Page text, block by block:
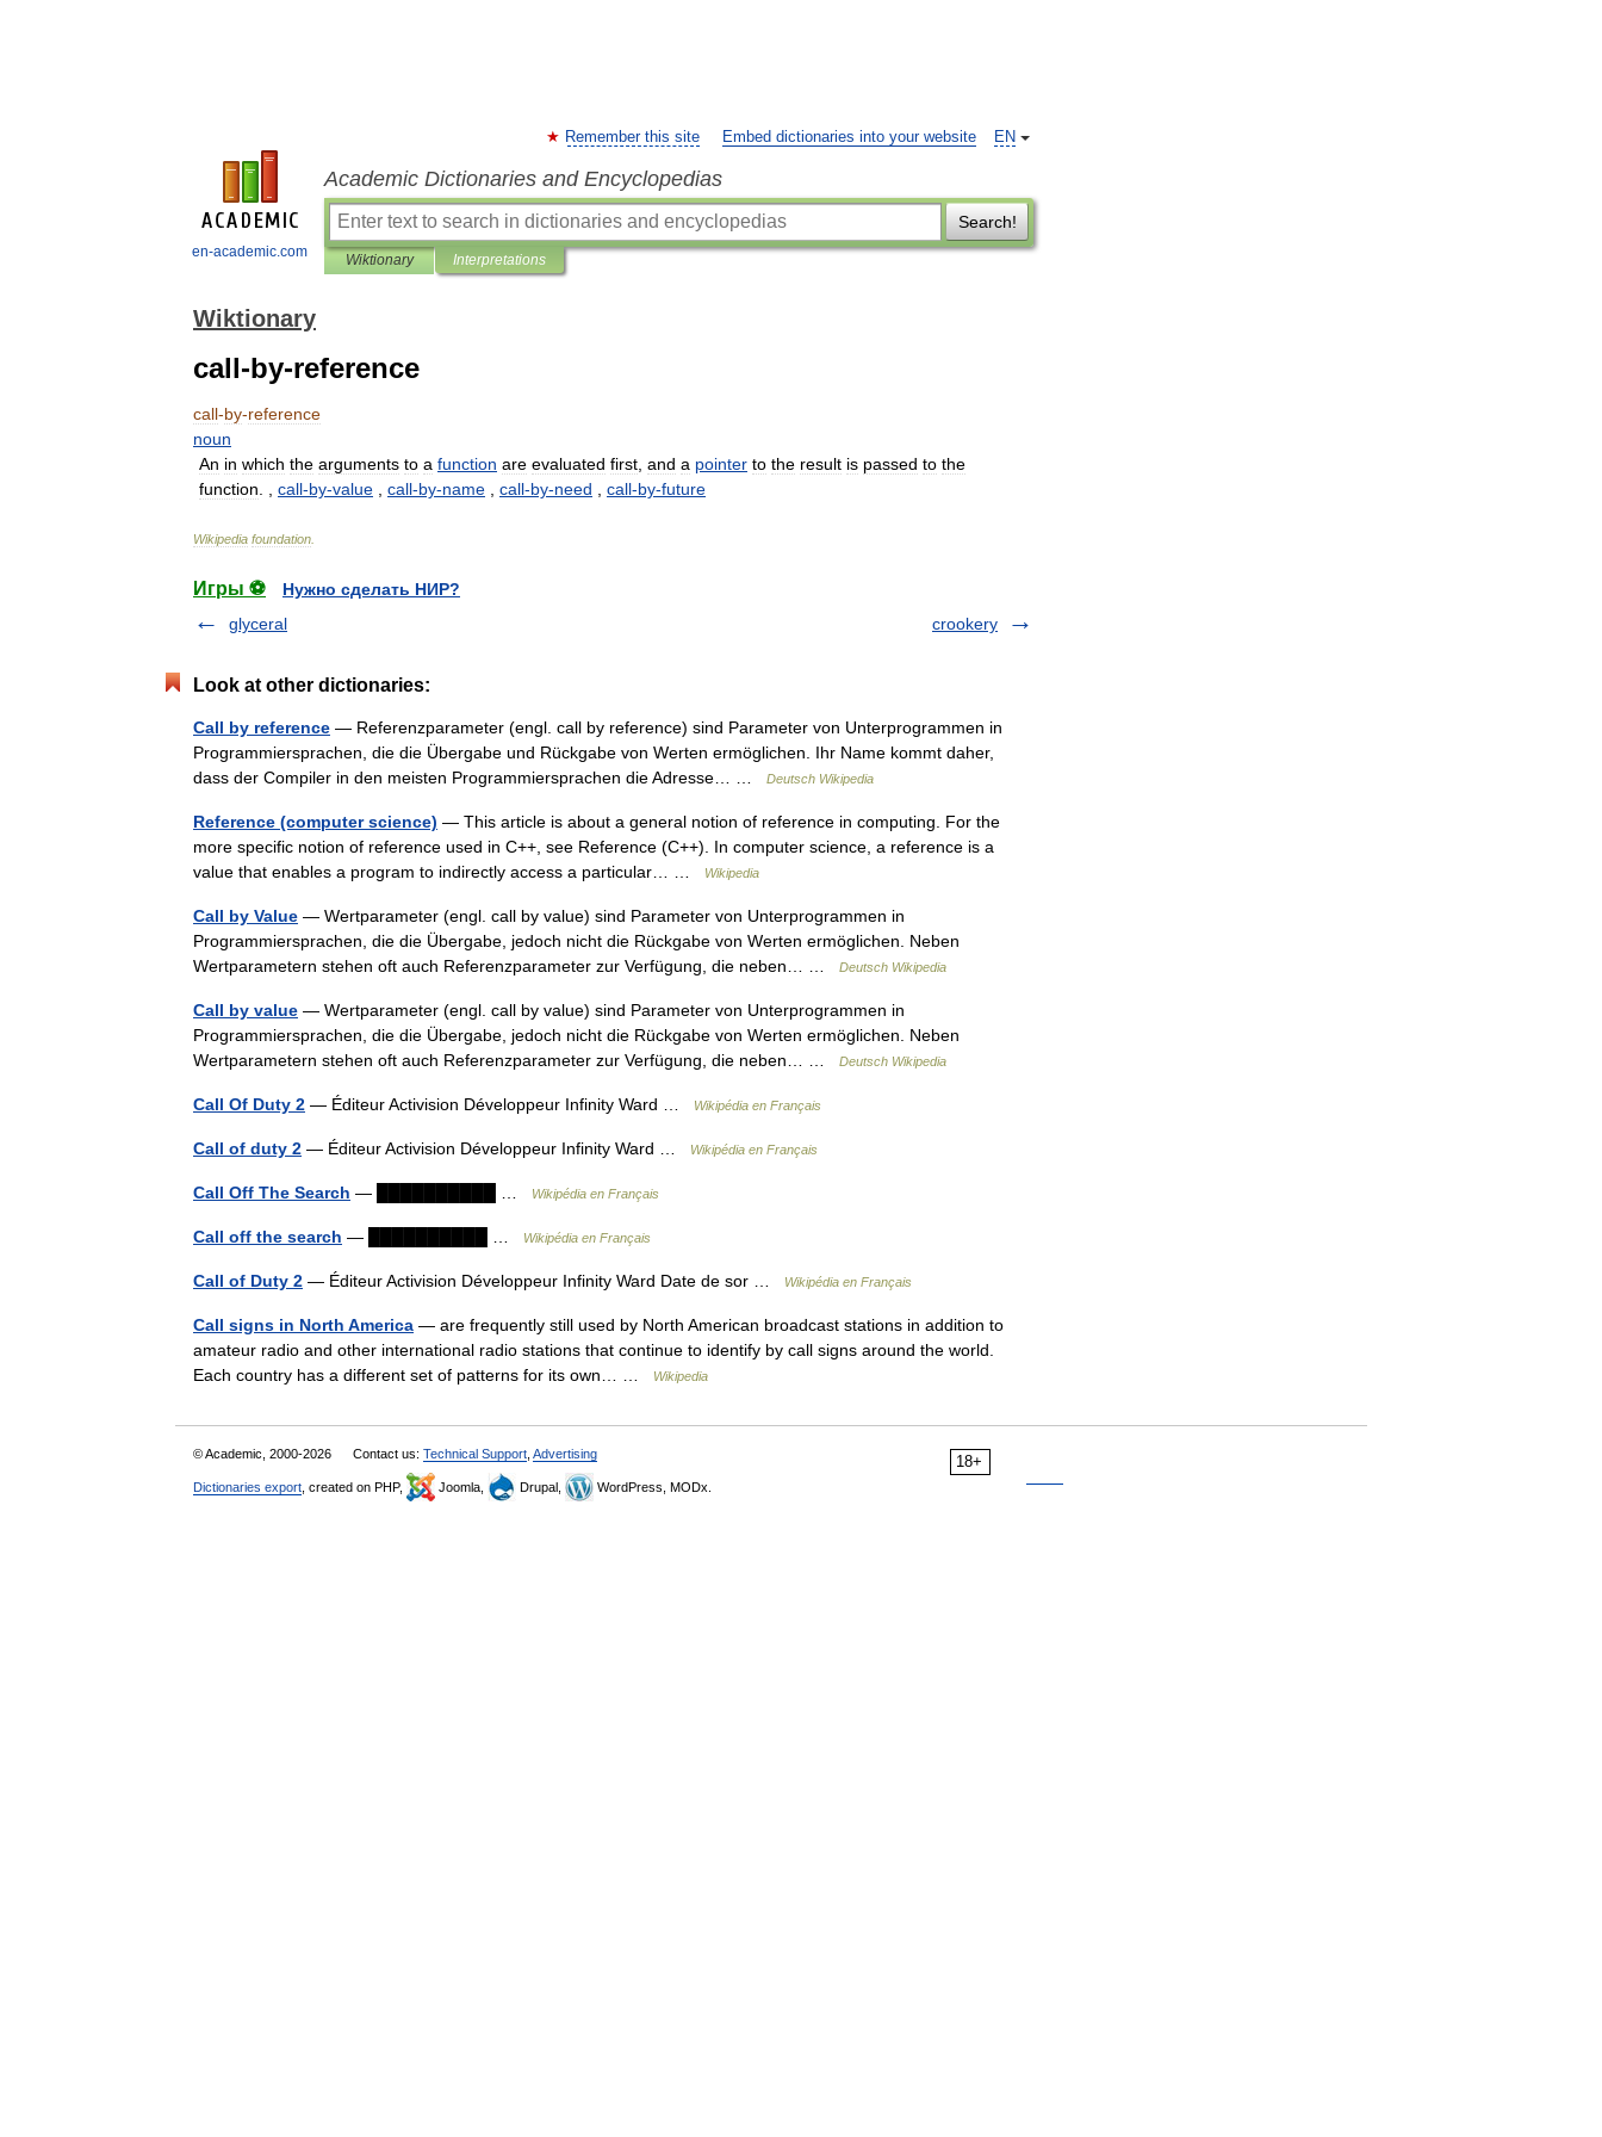
en-academic.com
EN
Remember this site Embed dictionaries into your website
Academic Dictionaries and Encyclopedias
Search!
Wiktionary Interpretations
Wiktionary
call-by-reference
call-by-reference
noun
An in which the arguments to a function are evaluated first and a pointer to the result is passed to the
function
call-by-value call-by-name call-by-need call-by-future
Wikipedia foundation
Игры ⚽
Нужно сделать НИР?
glyceral
crookery
Look at other dictionaries:
Call by reference — Referenzparameter (engl. call by reference) sind Parameter von Unterprogrammen in
Programmiersprachen, die die Übergabe und Rückgabe von Werten ermöglichen. Ihr Name kommt daher,
dass der Compiler in den meisten Programmiersprachen die Adresse… …
Deutsch Wikipedia
Reference (computer science) — This article is about a general notion of reference in computing. For the
more specific notion of reference used in C++, see Reference (C++). In computer science, a reference is a
value that enables a program to indirectly access a particular… …
Wikipedia
Call by Value — Wertparameter (engl. call by value) sind Parameter von Unterprogrammen in
Programmiersprachen, die die Übergabe, jedoch nicht die Rückgabe von Werten ermöglichen. Neben
Wertparametern stehen oft auch Referenzparameter zur Verfügung, die neben… …
Deutsch Wikipedia
Call by value — Wertparameter (engl. call by value) sind Parameter von Unterprogrammen in
Programmiersprachen, die die Übergabe, jedoch nicht die Rückgabe von Werten ermöglichen. Neben
Wertparametern stehen oft auch Referenzparameter zur Verfügung, die neben… …
Deutsch Wikipedia
Call Of Duty 2 — Éditeur Activision Développeur Infinity Ward … Wikipédia en Français
Call of duty 2 — Éditeur Activision Développeur Infinity Ward … Wikipédia en Français
Call Off The Search — ██████████ … Wikipédia en Français
Call off the search — ██████████ … Wikipédia en Français
Call of Duty 2 — Éditeur Activision Développeur Infinity Ward Date de sor … Wikipédia en Français
Call signs in North America — are frequently still used by North American broadcast stations in addition to
amateur radio and other international radio stations that continue to identify by call signs around the world.
Each country has a different set of patterns for its own… …
Wikipedia
18+
© Academic, 2000-2026 Contact us: Technical Support Advertising
Dictionaries export , created on PHP, Joomla, Drupal, WordPress, MODx.